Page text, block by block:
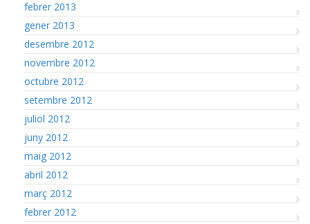
febrer 2013
gener 2013
desembre 2012
novembre 2012
octubre 2012
setembre 2012
juliol 2012
juny 2012
maig 2012
abril 2012
març 2012
febrer 2012